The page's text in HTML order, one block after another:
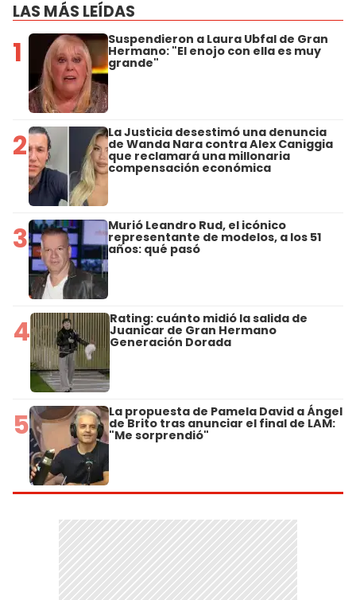
LAS MÁS LEÍDAS
1 Suspendieron a Laura Ubfal de Gran
Hermano: "El enojo con ella es muy
grande"
2 La Justicia desestimó una denuncia
de Wanda Nara contra Alex Caniggia
que reclamará una millonaria
compensación económica
3 Murió Leandro Rud, el icónico
representante de modelos, a los 51
años: qué pasó
4 Rating: cuánto midió la salida de
Juanicar de Gran Hermano
Generación Dorada
5 La propuesta de Pamela David a Ángel
de Brito tras anunciar el final de LAM:
"Me sorprendió"